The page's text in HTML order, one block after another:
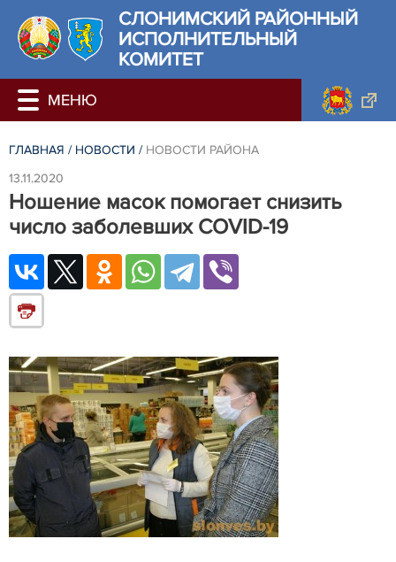
СЛОНИМСКИЙ РАЙОННЫЙ
ИСПОЛНИТЕЛЬНЫЙ
КОМИТЕТ
ГЛАВНАЯ / НОВОСТИ / НОВОСТИ РАЙОНА
13.11.2020
Ношение масок помогает снизить
число заболевших COVID-19